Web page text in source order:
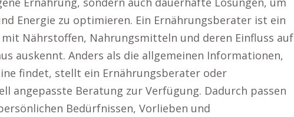
Energie zu optimieren. Ein Ernährungsberater ist ein
mit Nährstoffen, Nahrungsmitteln und deren Einfluss auf
auskennt. Anders als die allgemeinen Informationen,
findet, stellt ein Ernährungsberater oder
angepasste Beratung zur Verfügung. Dadurch passen
Bedürfnissen, Vorlieben und